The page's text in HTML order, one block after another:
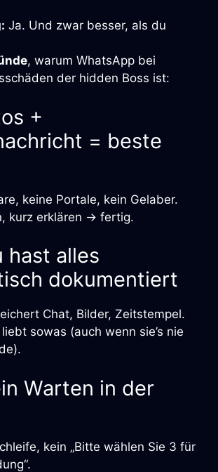
Ja. Und zwar besser, als du
, warum WhatsApp bei
der hidden Boss ist:
+
= beste
keine Portale, kein Gelaber.
kurz erklären → fertig.
hast alles
dokumentiert
Chat, Bilder, Zeitstempel.
sowas (auch wenn sie’s nie
Warten in der
kein „Bitte wählen Sie 3 für